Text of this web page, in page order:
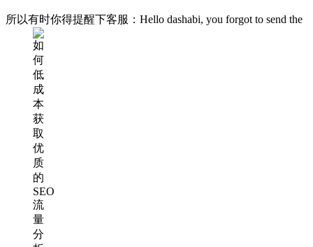
所以有时你得提醒下客服：Hello dashabi, you forgot to send the